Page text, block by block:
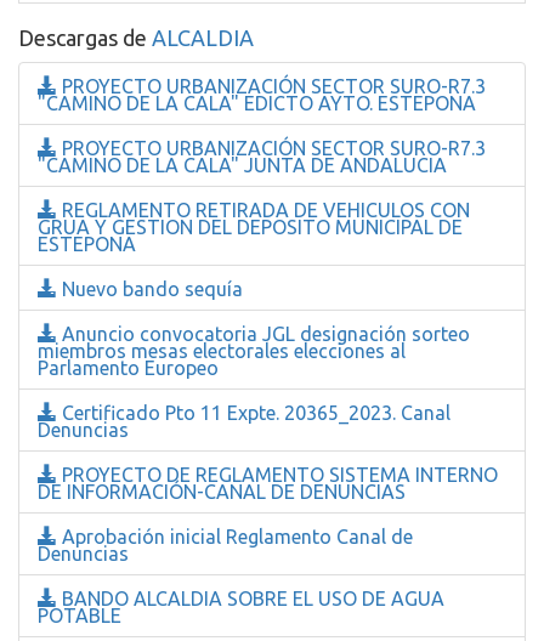
Descargas de ALCALDIA
PROYECTO URBANIZACIÓN SECTOR SURO-R7.3
"CAMINO DE LA CALA" EDICTO AYTO. ESTEPONA
PROYECTO URBANIZACIÓN SECTOR SURO-R7.3
"CAMINO DE LA CALA" JUNTA DE ANDALUCIA
REGLAMENTO RETIRADA DE VEHICULOS CON
GRUA Y GESTION DEL DEPOSITO MUNICIPAL DE
ESTEPONA
Nuevo bando sequía
Anuncio convocatoria JGL designación sorteo
miembros mesas electorales elecciones al
Parlamento Europeo
Certificado Pto 11 Expte. 20365_2023. Canal
Denuncias
PROYECTO DE REGLAMENTO SISTEMA INTERNO
DE INFORMACIÓN-CANAL DE DENUNCIAS
Aprobación inicial Reglamento Canal de
Denuncias
BANDO ALCALDIA SOBRE EL USO DE AGUA
POTABLE